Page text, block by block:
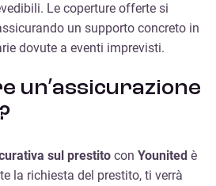
Le coperture offerte si
un supporto concreto in
dovute a eventi imprevisti.
un’assicurazione
sul prestito con Younited è
la richiesta del prestito, ti verrà